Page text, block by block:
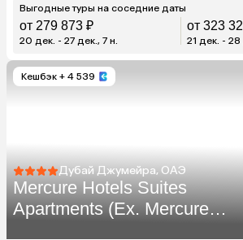
Выгодные туры на соседние даты
от 279 873 ₽
20 дек. - 27 дек., 7 н.
от 323
21 дек. - 28
Кешбэк + 4 539
Дубай Джумейра, ОАЭ
Mercure Hotels Suites
Apartments (Ex. Mercure